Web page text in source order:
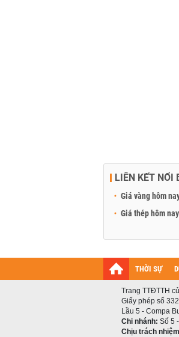
LIÊN KẾT NỔI
Giá vàng hôm
Giá thép hôm nay
THỜI SỰ
Trang TTĐTTH
Giấy phép số
Lầu 5 - Compa
Chi nhánh: Số 5
Chịu trách